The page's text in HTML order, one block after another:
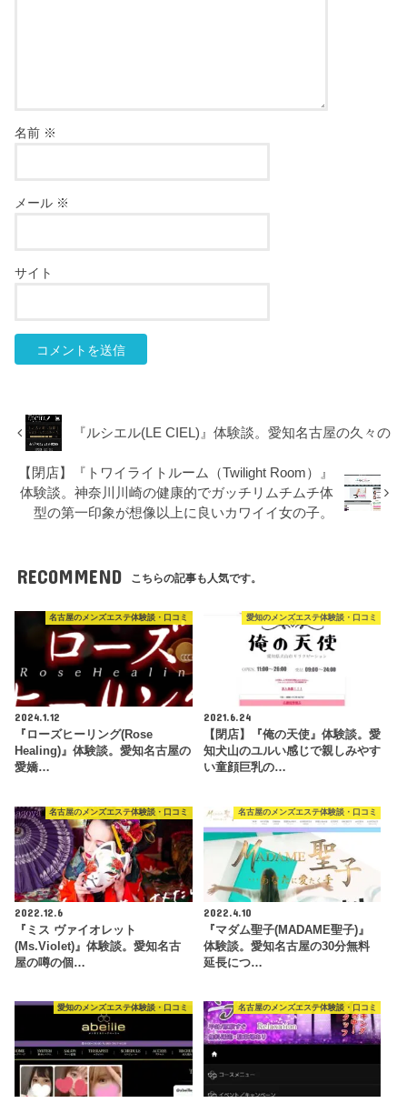
名前 ※
メール ※
サイト
『ルシエル(LE CIEL)』体験談。愛知名古屋の久々の
【閉店】『トワイライトルーム（Twilight Room）』
体験談。神奈川川崎の健康的でガッチリムチムチ体
型の第一印象が想像以上に良いカワイイ女の子。
RECOMMEND こちらの記事も人気です。
名古屋のメンズエステ体験談・口コミ
2024.1.12
『ローズヒーリング(Rose
Healing)』体験談。愛知名古屋の
愛嬌…
愛知のメンズエステ体験談・口コミ
2021.6.24
【閉店】『俺の天使』体験談。愛
知犬山のユルい感じで親しみやす
い童顔巨乳の…
名古屋のメンズエステ体験談・口コミ
2022.12.6
『ミス ヴァイオレット
(Ms.Violet)』体験談。愛知名古
屋の噂の個…
名古屋のメンズエステ体験談・口コミ
2022.4.10
『マダム聖子(MADAME聖子)』
体験談。愛知名古屋の30分無料
延長につ…
愛知のメンズエステ体験談・口コミ 名古屋のメンズエステ体験談・口コミ